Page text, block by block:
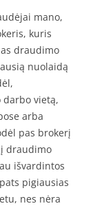
mano,
kuris
draudimo
nuolaidą
darbo vietą,
arba
pas brokerį
draudimo
išvardintos
pigiausias
nes nėra